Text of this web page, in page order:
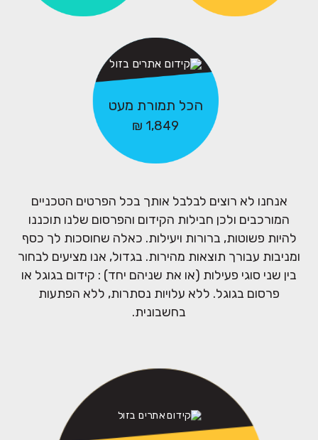
הכל תמורת מעט
1,849 ₪
המשתלמת
ראשונים בגוגל.
אנחנו לא רוצים לבלבל אותך בכל הפרטים הטכניים
המורכבים ולכן חבילות הקידום והפרסום שלנו תוכננו
להיות פשוטות, ברורות ויעילות. כאלה שחוסכות לך כסף
ומניבות עבורך תוצאות מהירות. בגדול, אנו מציעים לבחור
בין שני סוגי פעילות (או את שניהם יחד) : קידום בגוגל או
פרסום בגוגל. ללא עלויות נסתרות, ללא הפתעות
בחשבונית.